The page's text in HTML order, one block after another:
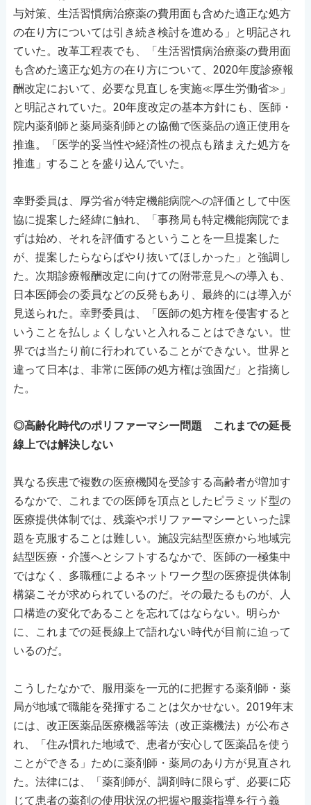
与対策、生活習慣病治療薬の費用面も含めた適正な処方
の在り方については引き続き検討を進める」と明記され
ていた。改革工程表でも、「生活習慣病治療薬の費用面
も含めた適正な処方の在り方について、2020年度診療報
酬改定において、必要な見直しを実施≪厚生労働省≫」
と明記されていた。20年度改定の基本方針にも、医師・
院内薬剤師と薬局薬剤師との協働で医薬品の適正使用を
推進。「医学的妥当性や経済性の視点も踏まえた処方を
推進」することを盛り込んでいた。
幸野委員は、厚労省が特定機能病院への評価として中医
協に提案した経緯に触れ、「事務局も特定機能病院でま
ずは始め、それを評価するということを一旦提案した
が、提案したらならばやり抜いてほしかった」と強調し
た。次期診療報酬改定に向けての附帯意見への導入も、
日本医師会の委員などの反発もあり、最終的には導入が
見送られた。幸野委員は、「医師の処方権を侵害すると
いうことを払しょくしないと入れることはできない。世
界では当たり前に行われていることができない。世界と
違って日本は、非常に医師の処方権は強固だ」と指摘し
た。
◎高齢化時代のポリファーマシー問題 これまでの延長
線上では解決しない
異なる疾患で複数の医療機関を受診する高齢者が増加す
るなかで、これまでの医師を頂点としたピラミッド型の
医療提供体制では、残薬やポリファーマシーといった課
題を克服することは難しい。施設完結型医療から地域完
結型医療・介護へとシフトするなかで、医師の一極集中
ではなく、多職種によるネットワーク型の医療提供体制
構築こそが求められているのだ。その最たるものが、人
口構造の変化であることを忘れてはならない。明らか
に、これまでの延長線上で語れない時代が目前に迫って
いるのだ。
こうしたなかで、服用薬を一元的に把握する薬剤師・薬
局が地域で職能を発揮することは欠かせない。2019年末
には、改正医薬品医療機器等法（改正薬機法）が公布さ
れ、「住み慣れた地域で、患者が安心して医薬品を使う
ことができる」ために薬剤師・薬局のあり方が見直され
た。法律には、「薬剤師が、調剤時に限らず、必要に応
じて患者の薬剤の使用状況の把握や服薬指導を行う義